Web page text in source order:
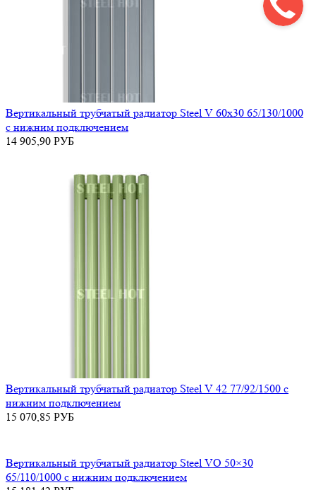
Вертикальный трубчатый радиатор Steel V 60х30 65/130/1000
с нижним подключением
14 905,90 РУБ
Вертикальный трубчатый радиатор Steel V 42 77/92/1500 с
нижним подключением
15 070,85 РУБ
Вертикальный трубчатый радиатор Steel VO 50×30
65/110/1000 с нижним подключением